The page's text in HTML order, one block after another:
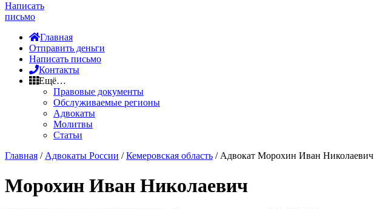
Написать
письмо
Главная
Отправить деньги
Написать письмо
Контакты
Ещё…
Правовые документы
Обслуживаемые регионы
Адвокаты
Молитвы
Статьи
Главная / Адвокаты России /Кемеровская область / Адвокат Морохин Иван Николаевич
Морохин Иван Николаевич